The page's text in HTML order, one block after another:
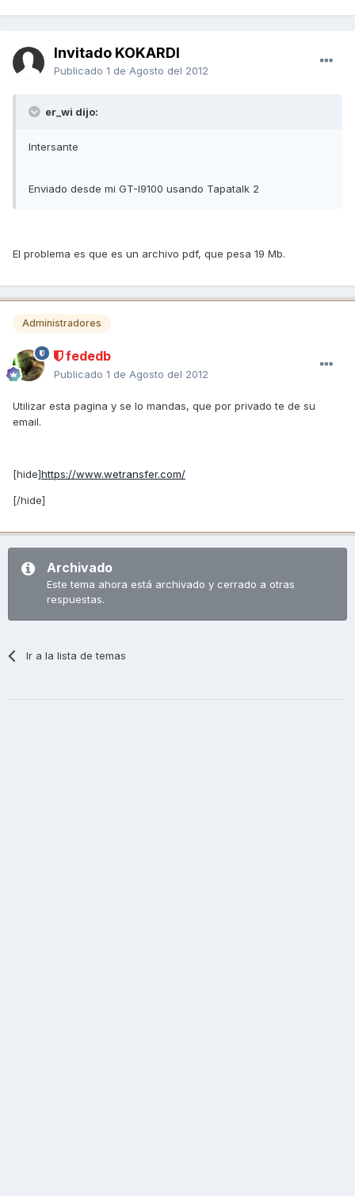
Invitado KOKARDI
Publicado 1 de Agosto del 2012
er_wi dijo:
Intersante
Enviado desde mi GT-I9100 usando Tapatalk 2
El problema es que es un archivo pdf, que pesa 19 Mb.
Administradores
fededb
Publicado 1 de Agosto del 2012
Utilizar esta pagina y se lo mandas, que por privado te de su
email.
[hide]https://www.wetransfer.com/
[/hide]
Archivado
Este tema ahora está archivado y cerrado a otras
respuestas.
Ir a la lista de temas